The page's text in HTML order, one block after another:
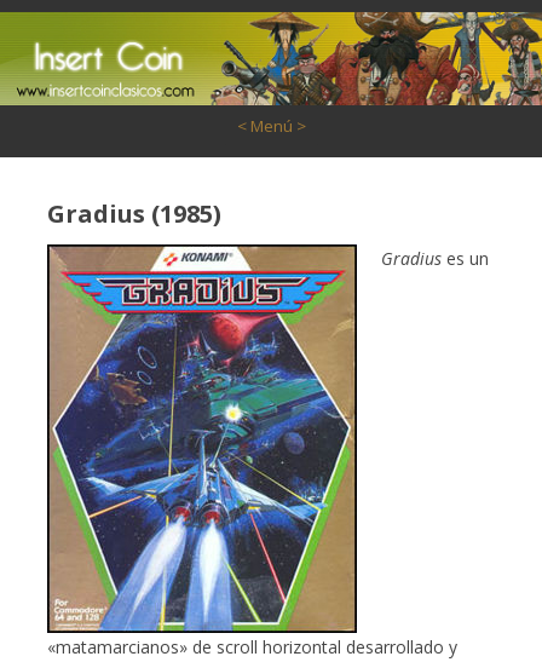
< Menú >
Gradius (1985)
Gradius es un
«matamarcianos» de scroll horizontal desarrollado y